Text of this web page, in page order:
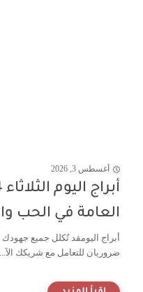
أغسطس 3, 2026
العامة في الحب
أبراج اليومقد تُكلل جميع جهودك
ضروريان للتعامل مع شريكك الآ...